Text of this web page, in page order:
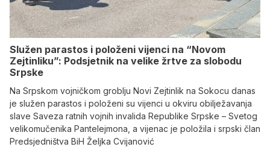
Služen parastos i položeni vijenci na “Novom
Zejtinliku”: Podsjetnik na velike žrtve za slobodu
Srpske
Na Srpskom vojničkom groblju Novi Zejtinlik na Sokocu danas
je služen parastos i položeni su vijenci u okviru obilježavanja
slave Saveza ratnih vojnih invalida Republike Srpske – Svetog
velikomučenika Pantelejmona, a vijenac je položila i srpski član
Predsjedništva BiH Željka Cvijanović